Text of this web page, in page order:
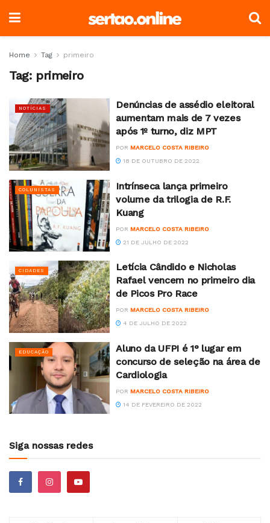
Home Tag primeiro
Tag: primeiro
NOTÍCIAS
Denúncias de assédio eleitoral
aumentam mais de 7 vezes
após 1º turno, diz MPT
POR MARCELO COSTA RIBEIRO
18 DE OUTUBRO DE 2022
COLUNISTAS
Intrínseca lança primeiro
volume da trilogia de R.F.
Kuang
POR MARCELO COSTA RIBEIRO
21 DE JULHO DE 2022
CIDADES
Letícia Cândido e Nicholas
Rafael vencem no primeiro dia
de Picos Pro Race
POR MARCELO COSTA RIBEIRO
4 DE JULHO DE 2022
EDUCAÇÃO
Aluno da UFPI é 1° lugar em
concurso de seleção na área de
Cardiologia
POR MARCELO COSTA RIBEIRO
14 DE FEVEREIRO DE 2022
Siga nossas redes